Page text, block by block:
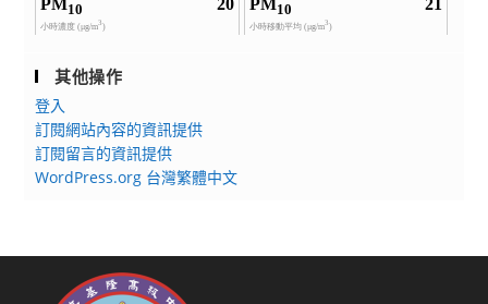
其他操作
登入
訂閱網站內容的資訊提供
訂閱留言的資訊提供
WordPress.org 台灣繁體中文